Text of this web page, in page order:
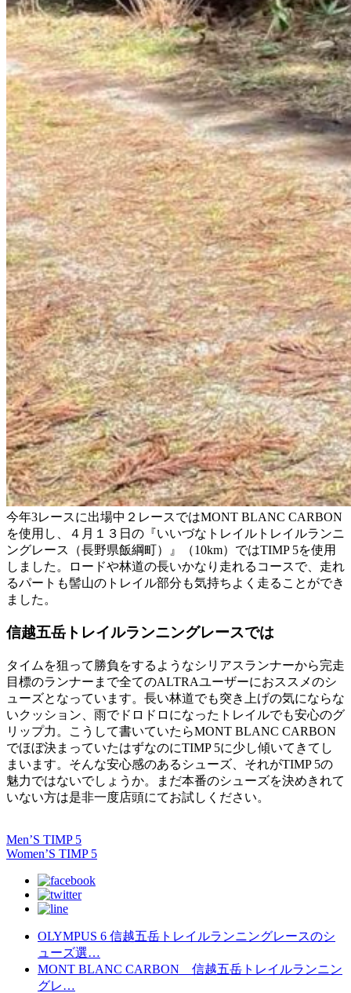
今年3レースに出場中２レースではMONT BLANC CARBON
を使用し、４月１３日の『いいづなトレイルトレイルランニ
ングレース（長野県飯綱町）』（10km）ではTIMP 5を使用
しました。ロードや林道の長いかなり走れるコースで、走れ
るパートも髻山のトレイル部分も気持ちよく走ることができ
ました。
信越五岳トレイルランニングレースでは
タイムを狙って勝負をするようなシリアスランナーから完走
目標のランナーまで全てのALTRAユーザーにおススメのシ
ューズとなっています。長い林道でも突き上げの気にならな
いクッション、雨でドロドロになったトレイルでも安心のグ
リップ力。こうして書いていたらMONT BLANC CARBON
でほぼ決まっていたはずなのにTIMP 5に少し傾いてきてし
まいます。そんな安心感のあるシューズ、それがTIMP 5の
魅力ではないでしょうか。まだ本番のシューズを決めきれて
いない方は是非一度店頭にてお試しください。
Men’S TIMP 5
Women’S TIMP 5
OLYMPUS 6 信越五岳トレイルランニングレースのシ
ューズ選…
MONT BLANC CARBON 信越五岳トレイルランニン
グレ…